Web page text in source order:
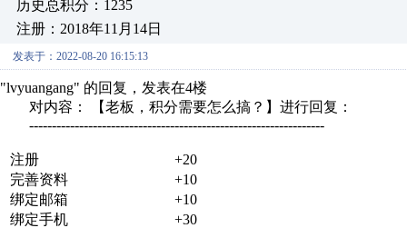
历史总积分：1235
注册：2018年11月14日
发表于：2022-08-20 16:15:13
"lvyuangang" 的回复，发表在4楼
对内容： 【老板，积分需要怎么搞？】进行回复：
-----------------------------------------------------------------
注册
+20
完善资料
+10
绑定邮箱
+10
绑定手机
+30